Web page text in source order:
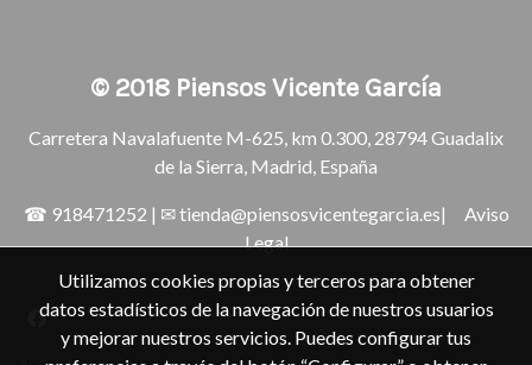
© 2018 Piensos Vicente García
Carretera Navalafuente M-625, km 0.300, 28794 Guadalix
de la Sierra, Madrid, España
☎ 918471252 | ✉tienda@piensosvicentegarcia.es| Aviso
Legal
Utilizamos cookies propias y terceros para obtener
datos estadísticos de la navegación de nuestros usuarios
y mejorar nuestros servicios. Puedes configurar tus